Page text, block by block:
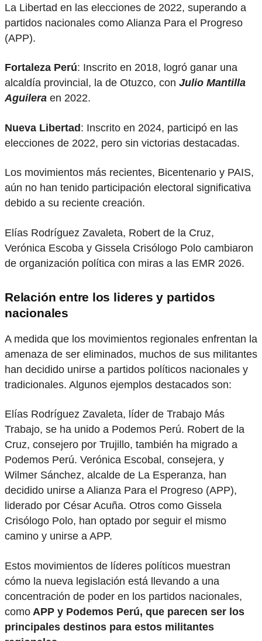
La Libertad en las elecciones de 2022, superando a
partidos nacionales como Alianza Para el Progreso
(APP).
Fortaleza Perú: Inscrito en 2018, logró ganar una
alcaldía provincial, la de Otuzco, con Julio Mantilla
Aguilera en 2022.
Nueva Libertad: Inscrito en 2024, participó en las
elecciones de 2022, pero sin victorias destacadas.
Los movimientos más recientes, Bicentenario y PAIS,
aún no han tenido participación electoral significativa
debido a su reciente creación.
Elías Rodríguez Zavaleta, Robert de la Cruz,
Verónica Escoba y Gissela Crisólogo Polo cambiaron
de organización política con miras a las EMR 2026.
Relación entre los lideres y partidos
nacionales
A medida que los movimientos regionales enfrentan la
amenaza de ser eliminados, muchos de sus militantes
han decidido unirse a partidos políticos nacionales y
tradicionales. Algunos ejemplos destacados son:
Elías Rodríguez Zavaleta, líder de Trabajo Más
Trabajo, se ha unido a Podemos Perú. Robert de la
Cruz, consejero por Trujillo, también ha migrado a
Podemos Perú. Verónica Escobal, consejera, y
Wilmer Sánchez, alcalde de La Esperanza, han
decidido unirse a Alianza Para el Progreso (APP),
liderado por César Acuña. Otros como Gissela
Crisólogo Polo, han optado por seguir el mismo
camino y unirse a APP.
Estos movimientos de líderes políticos muestran
cómo la nueva legislación está llevando a una
concentración de poder en los partidos nacionales,
como APP y Podemos Perú, que parecen ser los
principales destinos para estos militantes